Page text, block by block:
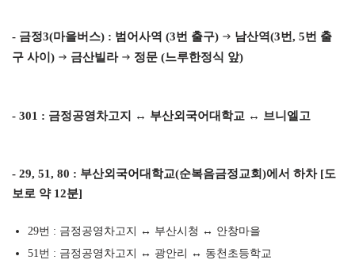
- 금정3(마을버스) : 범어사역 (3번 출구) → 남산역(3번, 5번 출
구 사이) → 금산빌라 → 정문 (느루한정식 앞)
- 301 : 금정공영차고지 ↔ 부산외국어대학교 ↔ 브니엘고
- 29, 51, 80 : 부산외국어대학교(순복음금정교회)에서 하차 [도
보로 약 12분]
29번 : 금정공영차고지 ↔ 부산시청 ↔ 안창마을
51번 : 금정공영차고지
↔ 광안리 ↔ 동천초등학교